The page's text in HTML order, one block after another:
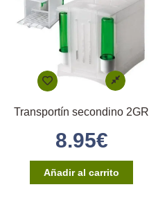
Transportín secondino 2GR
8.95€
Añadir al carrito